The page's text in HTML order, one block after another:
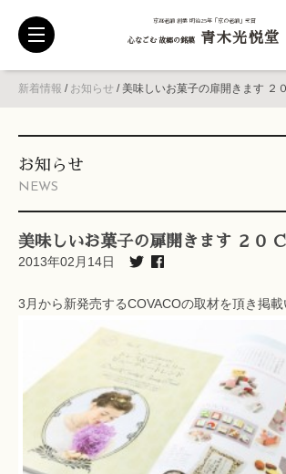
京都老舗 創業 明治25年「京の老舗」受賞
心なごむ 故郷の銘菓 青木光悦堂
toggle
navigation
新着情報 / お知らせ /美味しいお菓子の扉開きます ２
お知らせ
NEWS
美味しいお菓子の扉開きます ２０
2013年02月14日
3月から新発売するCOVACOの取材を頂き掲載